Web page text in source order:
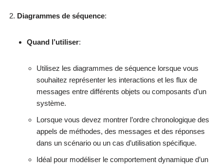
Diagrammes de séquence:
Quand l’utiliser:
Utilisez les diagrammes de séquence lorsque vous
souhaitez représenter les interactions et les flux de
messages entre différents objets ou composants d’un
système.
Lorsque vous devez montrer l’ordre chronologique des
appels de méthodes, des messages et des réponses
dans un scénario ou un cas d’utilisation spécifique.
Idéal pour modéliser le comportement dynamique d’un